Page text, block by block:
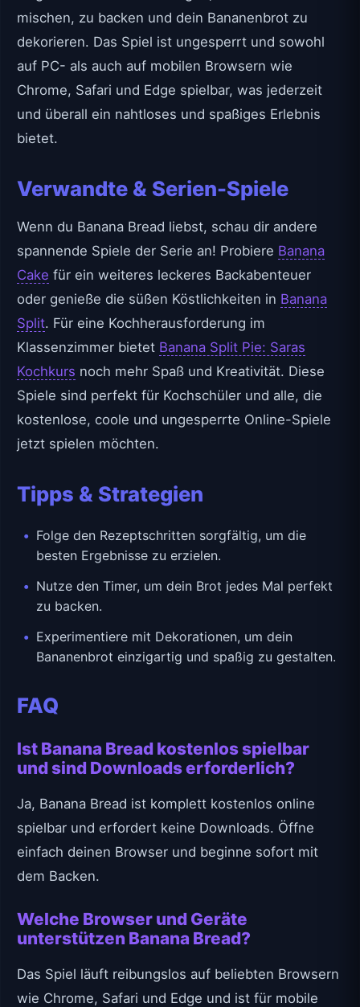
mischen, zu backen und dein Bananenbrot zu
dekorieren. Das Spiel ist ungesperrt und sowohl
auf PC- als auch auf mobilen Browsern wie
Chrome, Safari und Edge spielbar, was jederzeit
und überall ein nahtloses und spaßiges Erlebnis
bietet.
Verwandte & Serien-Spiele
Wenn du Banana Bread liebst, schau dir andere
spannende Spiele der Serie an! Probiere Banana
Cake für ein weiteres leckeres Backabenteuer
oder genieße die süßen Köstlichkeiten in Banana
Split. Für eine Kochherausforderung im
Klassenzimmer bietet Banana Split Pie: Saras
Kochkurs noch mehr Spaß und Kreativität. Diese
Spiele sind perfekt für Kochschüler und alle, die
kostenlose, coole und ungesperrte Online-Spiele
jetzt spielen möchten.
Tipps & Strategien
Folge den Rezeptschritten sorgfältig, um die
besten Ergebnisse zu erzielen.
Nutze den Timer, um dein Brot jedes Mal perfekt
zu backen.
Experimentiere mit Dekorationen, um dein
Bananenbrot einzigartig und spaßig zu gestalten.
FAQ
Ist Banana Bread kostenlos spielbar
und sind Downloads erforderlich?
Ja, Banana Bread ist komplett kostenlos online
spielbar und erfordert keine Downloads. Öffne
einfach deinen Browser und beginne sofort mit
dem Backen.
Welche Browser und Geräte
unterstützen Banana Bread?
Das Spiel läuft reibungslos auf beliebten Browsern
wie Chrome, Safari und Edge und ist für mobile